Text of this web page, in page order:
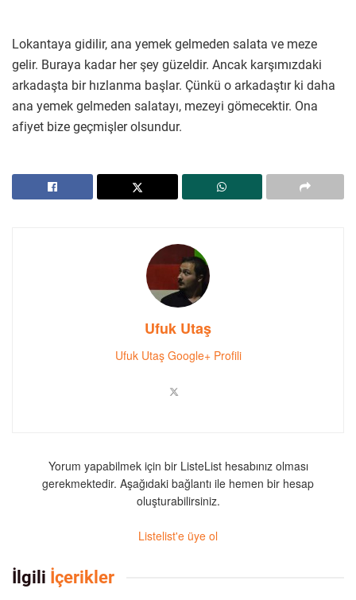
Lokantaya gidilir, ana yemek gelmeden salata ve meze
gelir. Buraya kadar her şey güzeldir. Ancak karşımızdaki
arkadaşta bir hızlanma başlar. Çünkü o arkadaştır ki daha
ana yemek gelmeden salatayı, mezeyi gömecektir. Ona
afiyet bize geçmişler olsundur.
Ufuk Utaş
Ufuk Utaş Google+ Profili
Yorum yapabilmek için bir ListeList hesabınız olması
gerekmektedir. Aşağıdaki bağlantı ile hemen bir hesap
oluşturabilirsiniz.
Listelist'e üye ol
İlgili İçerikler